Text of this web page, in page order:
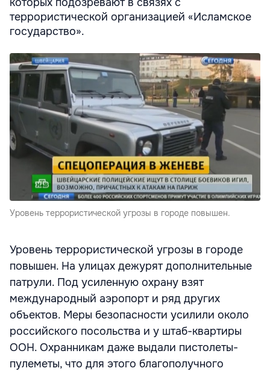
террористической организацией «Исламское
государство».
Уровень террористической угрозы в городе повышен.
Уровень террористической угрозы в городе
повышен. На улицах дежурят дополнительные
патрули. Под усиленную охрану взят
международный аэропорт и ряд других
объектов. Меры безопасности усилили около
российского посольства и у штаб-квартиры
ООН. Охранникам даже выдали пистолеты-
пулеметы, что для этого благополучного